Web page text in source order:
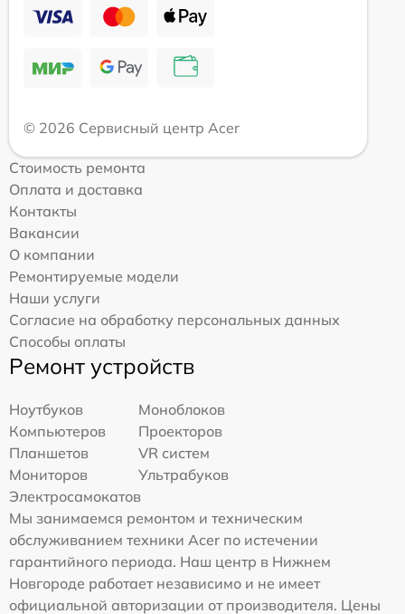
© 2026 Сервисный центр Acer
Стоимость ремонта
Оплата и доставка
Контакты
Вакансии
О компании
Ремонтируемые модели
Наши услуги
Согласие на обработку персональных данных
Способы оплаты
Ремонт устройств
Ноутбуков
Моноблоков
Компьютеров
Проекторов
Планшетов
VR систем
Мониторов
Ультрабуков
Электросамокатов
Мы занимаемся ремонтом и техническим
обслуживанием техники Acer по истечении
гарантийного периода. Наш центр в Нижнем
Новгороде работает независимо и не имеет
официальной авторизации от производителя. Цены